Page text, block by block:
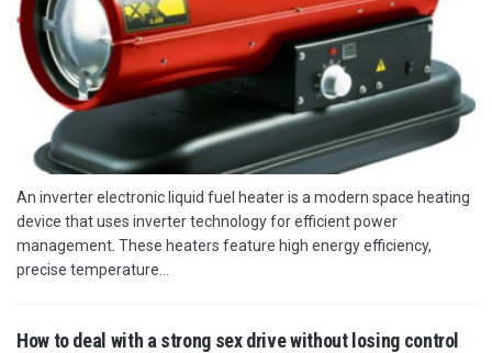
An inverter electronic liquid fuel heater is a modern space heating
device that uses inverter technology for efficient power
management. These heaters feature high energy efficiency,
precise temperature...
How to deal with a strong sex drive without losing control